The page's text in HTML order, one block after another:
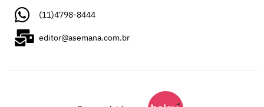
(11)4798-8444
editor@asemana.com.br